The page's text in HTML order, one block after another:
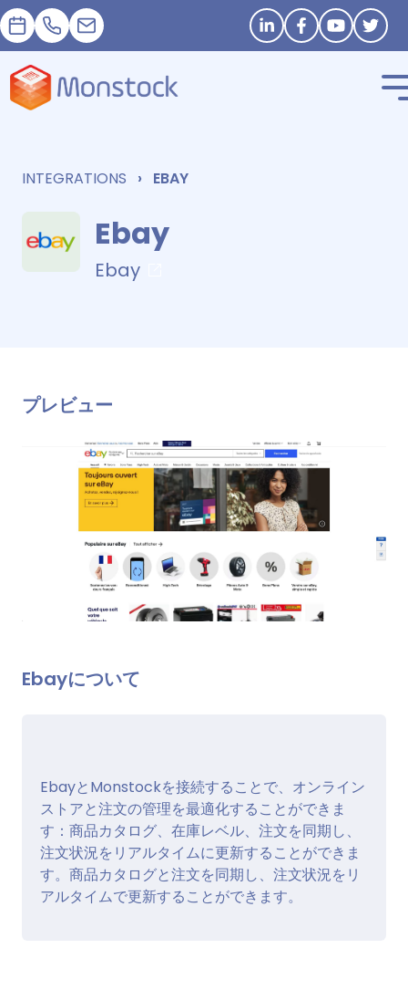
予約 +33 1 83 62 25 41
contact@monstock.net Stay in touch
INTEGRATIONS EBAY
Ebay
Ebay
プレビュー
Ebayについて
EbayとMonstockを接続することで、オンライン
ストアと注文の管理を最適化することができま
す：商品カタログ、在庫レベル、注文を同期し、
注文状況をリアルタイムに更新することができま
す。商品カタログと注文を同期し、注文状況をリ
アルタイムで更新することができます。